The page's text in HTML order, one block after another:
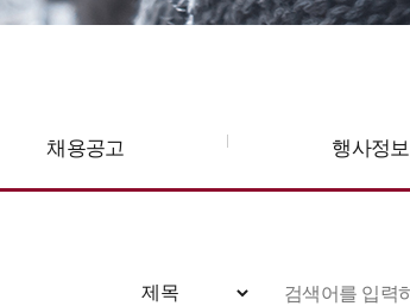
채용공고 행사정보